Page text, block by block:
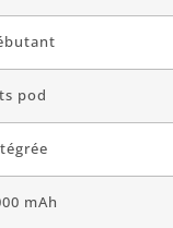
pod
mAh